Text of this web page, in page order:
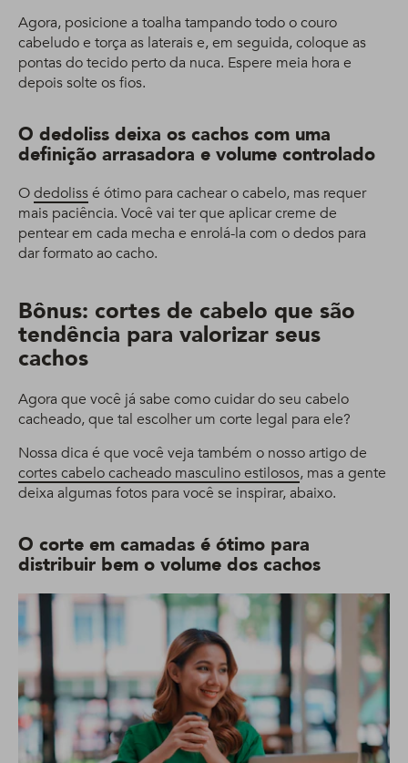
Agora, posicione a toalha tampando todo o couro
cabeludo e torça as laterais e, em seguida, coloque as
pontas do tecido perto da nuca. Espere meia hora e
depois solte os fios.
O dedoliss deixa os cachos com uma
definição arrasadora e volume controlado
Odedolissé ótimo para cachear o cabelo, mas requer
mais paciência. Você vai ter que aplicar creme de
pentear em cada mecha e enrolá-la com o dedos para
dar formato ao cacho.
Bônus: cortes de cabelo que são
tendência para valorizar seus
cachos
Agora que você já sabe como cuidar do seu cabelo
cacheado, que tal escolher um corte legal para ele?
Nossa dica é que você veja também o nosso artigo de
cortes cabelo cacheado masculino estilosos, mas a gente
deixa algumas fotos para você se inspirar, abaixo.
O corte em camadas é ótimo para
distribuir bem o volume dos cachos